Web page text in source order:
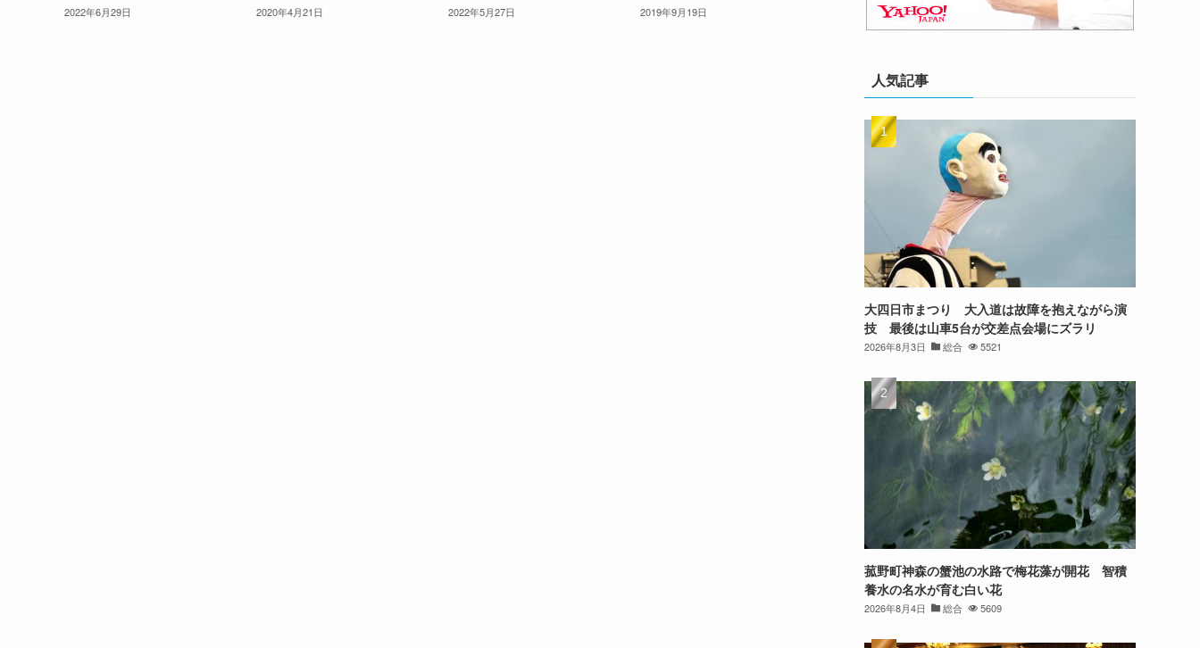
2022年6月29日 2020年4月21日 2022年5月27日 2019年9月19日
人気記事
大四日市まつり 大入道は故障を抱えながら演
技 最後は山車5台が交差点会場にズラリ
2026年8月3日 総合 5521
菰野町神森の蟹池の水路で梅花藻が開花 智積
養水の名水が育む白い花
2026年8月4日 総合 5609